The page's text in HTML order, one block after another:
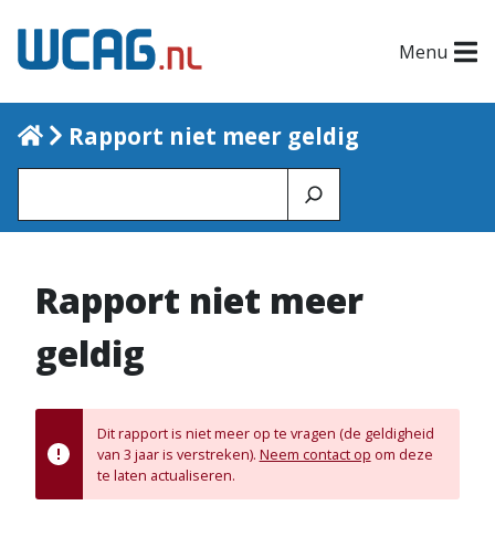
Menu
HomeRapport niet meer geldig
Zoeken
Rapport niet meer
geldig
Dit rapport is niet meer op te vragen (de geldigheid
van 3 jaar is verstreken). Neem contact op om deze
te laten actualiseren.